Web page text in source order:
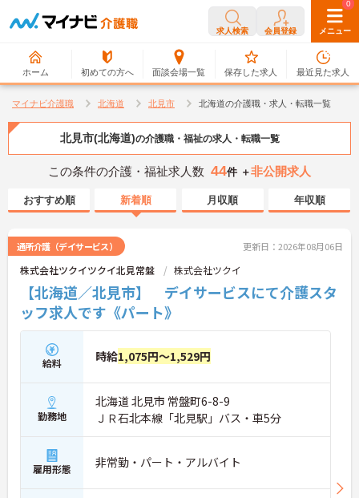
求人検索 会員登録 メニュー
ホーム 初めての方へ 面談会場一覧
0
保存した求人
0
最近見た求人
マイナビ介護職 北海道 北見市 北海道の介護職・求人・転職一覧
北見市(北海道)の介護職・福祉の求人・転職一覧
この条件の介護・福祉求人数 44件 ＋非公開求人
おすすめ順 新着順 月収順 年収順
通所介護（デイサービス） 更新日：2026年08月06日
株式会社ツクイツクイ北見常盤 株式会社ツクイ
【北海道／北見市】 デイサービスにて介護スタ
ッフ求人です《パート》
給料 時給1,075円～1,529円
勤務地
北海道 北見市 常盤町6-8-9
ＪＲ石北本線「北見駅」バス・車5分
雇用形態 非常勤・パート・アルバイト